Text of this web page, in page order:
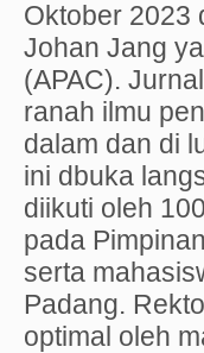
Oktober 2023
Johan Jang
(APAC).
ranah ilmu
dalam dan di
ini dbuka
diikuti oleh
pada
serta
Padang.
optimal oleh